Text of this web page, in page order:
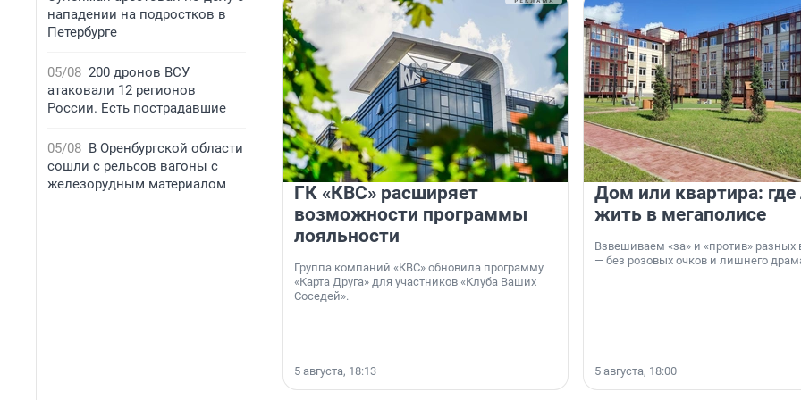
нападении на подростков в
Петербурге
05/08 200 дронов ВСУ
атаковали 12 регионов
России. Есть пострадавшие
05/08 В Оренбургской области
сошли с рельсов вагоны с
железорудным материалом
ГК «КВС» расширяет
возможности программы
лояльности
Группа компаний «КВС» обновила программу
«Карта Друга» для участников «Клуба Ваших
Соседей».
5 августа, 18:13
Дом или квартира:
жить в мегаполисе
Взвешиваем «за» и «против» разных
— без розовых очков и лишнего
5 августа, 18:00